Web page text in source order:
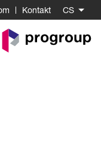
Kontakt CS
K
startovní